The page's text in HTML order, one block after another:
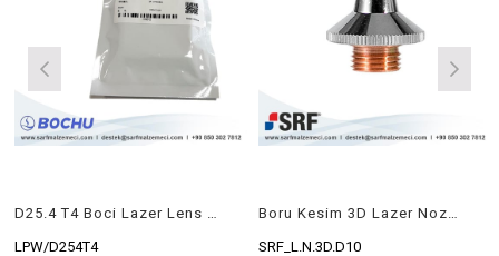
LPW/D254T4
Boru Kesim 3D Lazer Nozzle Double
SRF_L.N.3D.D10